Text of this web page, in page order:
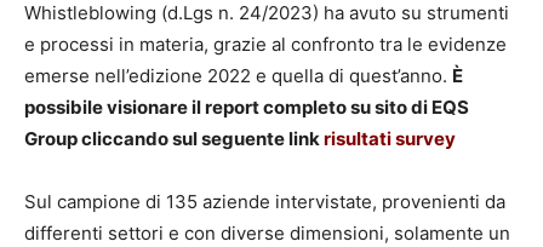
Whistleblowing (d.Lgs n. 24/2023) ha avuto su strumenti
e processi in materia, grazie al confronto tra le evidenze
emerse nell’edizione 2022 e quella di quest’anno. È
possibile visionare il report completo su sito di EQS
Group cliccando sul seguente linkrisultati survey
Sul campione di 135 aziende intervistate, provenienti da
differenti settori e con diverse dimensioni, solamente un